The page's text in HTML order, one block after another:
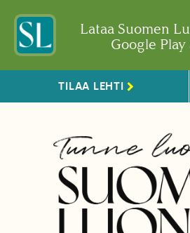
Lataa Suomen
Google Play
TILAA LEHTI